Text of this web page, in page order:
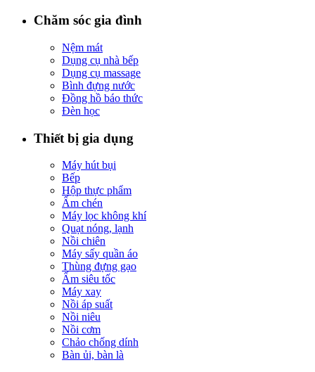
Chăm sóc gia đình
Nệm mát
Dụng cụ nhà bếp
Dụng cụ massage
Bình đựng nước
Đồng hồ báo thức
Đèn học
Thiết bị gia dụng
Máy hút bụi
Bếp
Hộp thực phẩm
Ấm chén
Máy lọc không khí
Quạt nóng, lạnh
Nồi chiên
Máy sấy quần áo
Thùng đựng gạo
Ấm siêu tốc
Máy xay
Nồi áp suất
Nồi niêu
Nồi cơm
Chảo chống dính
Bàn ủi, bàn là